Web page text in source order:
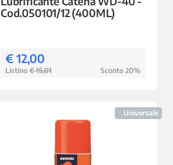
Cod.050101/12 (400ML)
€ 12,00
Listino € 15,01 Sconto 20%
Universale